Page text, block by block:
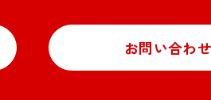
お問い合わ